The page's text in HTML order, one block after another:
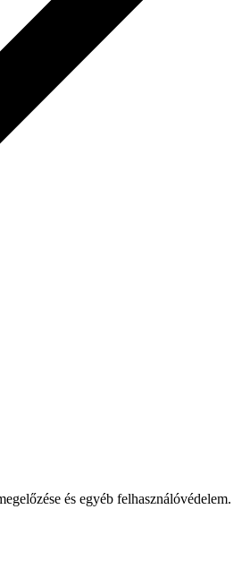
és egyéb felhasználóvédelem.